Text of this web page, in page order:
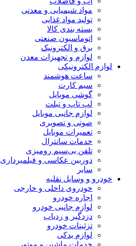
مواد شیمیایی و معدنی
تولید مواد غذایی
بسته بندی کالا
اتوماسیون صنعتی
برق و الکترونیک
لوازم و تجهیزات معدن
لوازم الکترونیکی
ساعت هوشمند
سیم کارت
گوشی موبایل
لپ تاپ و تبلت
لوازم جانبی موبایل
صوتی و تصویری
تعمیرات موبایل
خدمات سانترال
تلفن بی‌سیم رومیزی
دوربین عکاسی و فیلمبرداری
سایر
خودرو و وسایل نقلیه
خودروی داخلی و خارجی
اجاره خودرو
لوازم جانبی خودرو
دزدگیر و ردیاب
تزئینات خودرو
لوازم یدکی